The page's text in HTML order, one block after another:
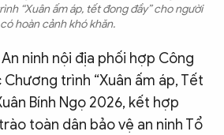
“Xuân ấm áp, tết đong đầy” cho người
hoàn cảnh khó khăn.
ninh nội địa phối hợp Công
trình “Xuân ấm áp, Tết
Bính Ngọ 2026, kết hợp
toàn dân bảo vệ an ninh Tổ